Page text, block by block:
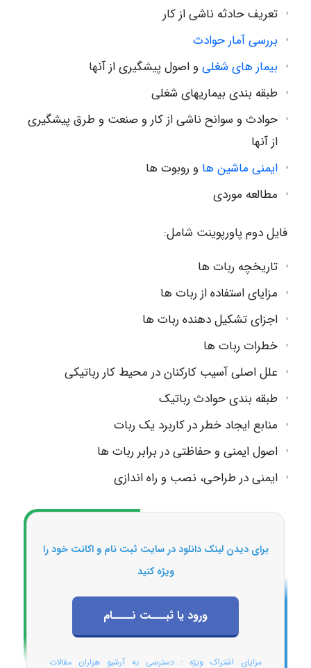
تعریف حادثه ناشی از کار
بررسی آمار حوادث
بیمار های شغلیو اصول پیشگیری از آنها
طبقه بندی بیماریهای شغلی
حوادث و سوانح ناشی از کار و صنعت و طرق پیشگیری
از آنها
ایمنی ماشین ها و روبوت ها
مطالعه موردی
فایل دوم پاورپوینت شامل:
تاریخچه ربات ها
مزایای استفاده از ربات ها
اجزای تشکیل دهنده ربات ها
خطرات ربات ها
علل اصلی آسیب کارکنان در محیط کار رباتیکی
طبقه بندی حوادث رباتیک
منابع ایجاد خطر در کاربرد یک ربات
اصول ایمنی و حفاظتی در برابر ربات ها
ایمنی در طراحی، نصب و راه اندازی
برای دیدن لینک دانلود در سایت ثبت نام و اکانت خود را
ویژه کنید
ورود یا ثبـــت نــــام
مزایای اشتراک ویژه : دسترسی به آرشیو هزاران مقالات